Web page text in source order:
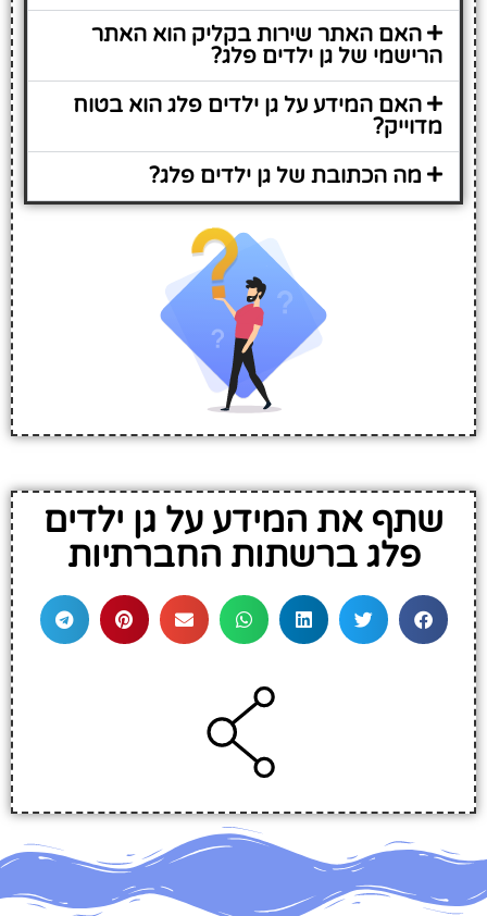
האם האתר שירות בקליק הוא האתר
הרישמי של גן ילדים פלג?
האם המידע על גן ילדים פלג הוא בטוח
מדוייק?
מה הכתובת של גן ילדים פלג?
שתף את המידע על גן ילדים
פלג ברשתות החברתיות